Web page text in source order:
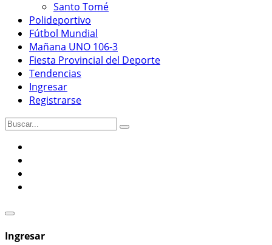
Santo Tomé
Polideportivo
Fútbol Mundial
Mañana UNO 106-3
Fiesta Provincial del Deporte
Tendencias
Ingresar
Registrarse
Ingresar